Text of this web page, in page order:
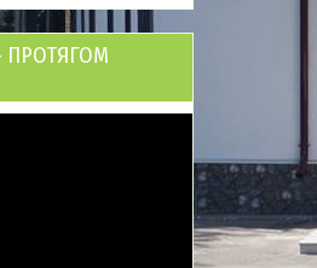
ПРОТЯГОМ